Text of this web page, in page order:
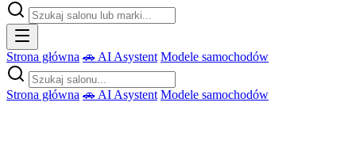
Strona główna 🚗 AI Asystent Modele samochodów
Strona główna 🚗 AI Asystent Modele samochodów